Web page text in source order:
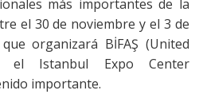
más importantes de la
el 30 de noviembre y el 3 de
organizará BİFAŞ (United
el Istanbul Expo Center
importante.